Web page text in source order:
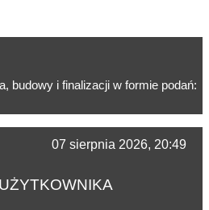
budowy i finalizacji w formie podań:
07 sierpnia 2026, 20:49